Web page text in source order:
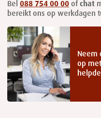
Bel 088 754 00 00 of chat
bereikt ons op werkdagen
Neem
op